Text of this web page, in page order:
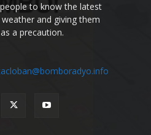
to know the latest
and giving them
a precaution.